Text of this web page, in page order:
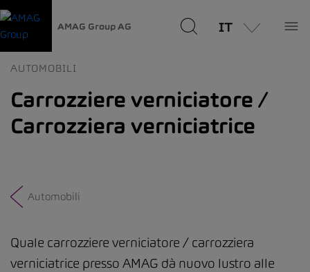
AMAG Group AG IT
AUTOMOBILI
Carrozziere verniciatore /
Carrozziera verniciatrice
Automobili
Quale carrozziere verniciatore / carrozziera
verniciatrice presso AMAG dà nuovo lustro alle